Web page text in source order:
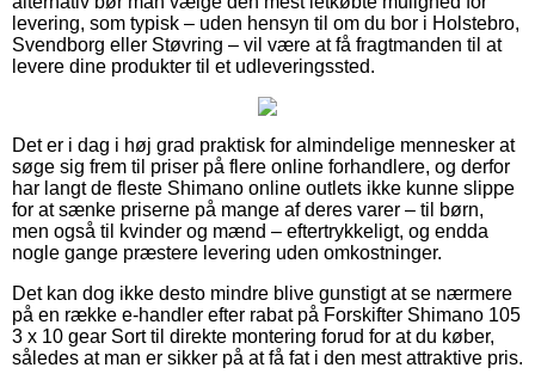
levering, som typisk – uden hensyn til om du bor i Holstebro,
Svendborg eller Støvring – vil være at få fragtmanden til at
levere dine produkter til et udleveringssted.
Det er i dag i høj grad praktisk for almindelige mennesker at
søge sig frem til priser på flere online forhandlere, og derfor
har langt de fleste Shimano online outlets ikke kunne slippe
for at sænke priserne på mange af deres varer – til børn,
men også til kvinder og mænd – eftertrykkeligt, og endda
nogle gange præstere levering uden omkostninger.
Det kan dog ikke desto mindre blive gunstigt at se nærmere
på en række e-handler efter rabat på Forskifter Shimano 105
3 x 10 gear Sort til direkte montering forud for at du køber,
således at man er sikker på at få fat i den mest attraktive pris.